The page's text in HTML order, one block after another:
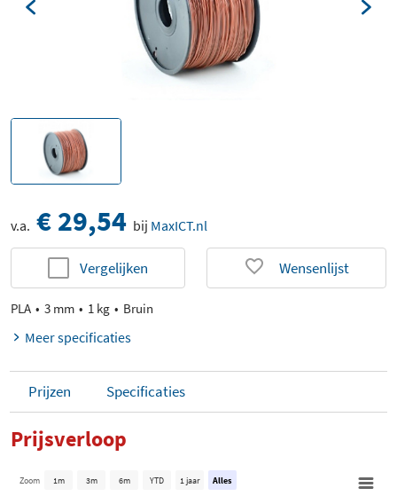
v.a. € 29,54 bij MaxICT.nl
Vergelijken Wensenlijst
PLA 3 mm 1 kg Bruin
Meer specificaties
Prijzen Specificaties
Prijsverloop
Zoom 1m 3m 6m YTD 1 jaar Alles